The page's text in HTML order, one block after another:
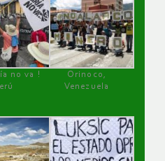
no va !
Orinoco,
Venezuela